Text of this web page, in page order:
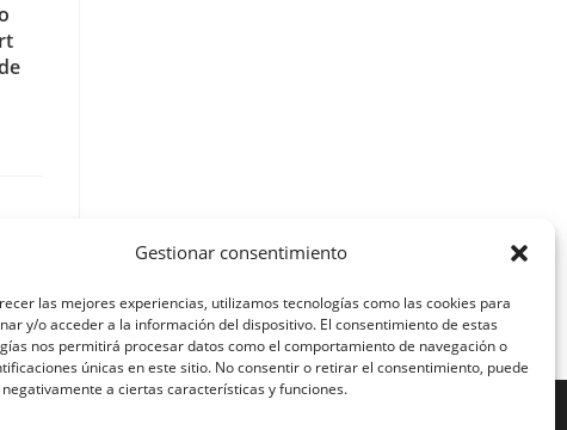
Gestionar consentimiento
las mejores experiencias, utilizamos tecnologías como las cookies para
y/o acceder a la información del dispositivo. El consentimiento de estas
nos permitirá procesar datos como el comportamiento de navegación o
únicas en este sitio. No consentir o retirar el consentimiento, puede
a ciertas características y funciones.